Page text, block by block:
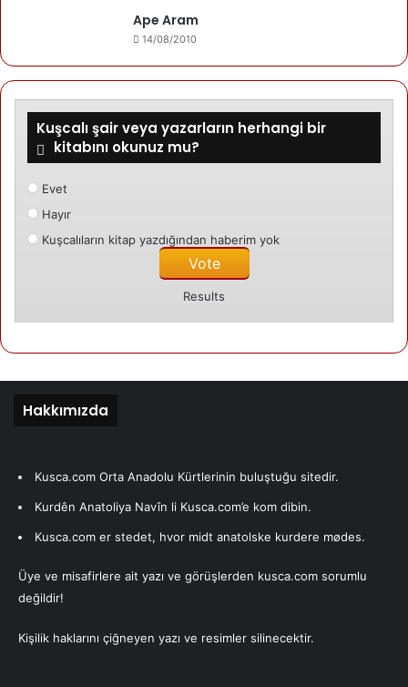
Ape Aram
14/08/2010
Kuşcalı şair veya yazarların herhangi bir
kitabını okunuz mu?
Evet
Hayır
Kuşcalıların kitap yazdığından haberim yok
Results
Hakkımızda
Kusca.com Orta Anadolu Kürtlerinin buluştuğu sitedir.
Kurdên Anatoliya Navîn li Kusca.com’e kom dibin.
Kusca.com er stedet, hvor midt anatolske kurdere mødes.
Üye ve misafirlere ait yazı ve görüşlerden kusca.com sorumlu
değildir!
Kişilik haklarını çiğneyen yazı ve resimler silinecektir.